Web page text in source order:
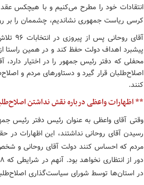
انتقادات خود را مطرح می‌کنیم و با هیچکس
کرسی ریاست جمهوری نشاندیم، چشممان را بر
آقای
پیشبرد اهداف دولت حفظ کند و در همین راستا
محفلی که دفتر رئیس جمهور را در اختیار
اصلاح‌طلبان قرار گیرد و دستاورهای مردم و
کنند.
** اظهارات واعظی درباره نقش نداشتن
وقتی آقای واعظی به عنوان رئیس دفتر رئیس
رسیدن آقای روحانی نداشتند، این اظهارات
مردم که احساس کنند دولت آقای روحانی و
در استان‌ها توسط شورای سیاست‌گذاری